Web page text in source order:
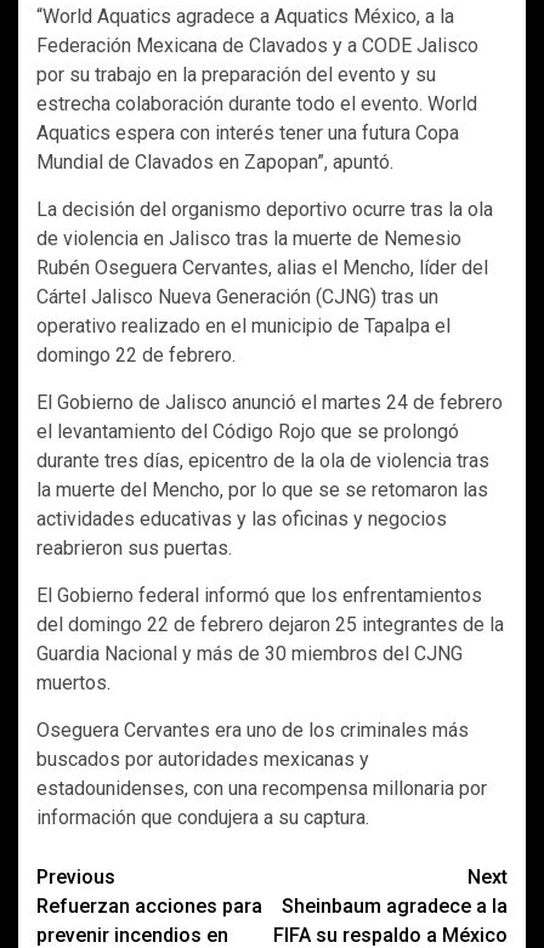
“World Aquatics agradece a Aquatics México, a la
Federación Mexicana de Clavados y a CODE Jalisco
por su trabajo en la preparación del evento y su
estrecha colaboración durante todo el evento. World
Aquatics espera con interés tener una futura Copa
Mundial de Clavados en Zapopan”, apuntó.
La decisión del organismo deportivo ocurre tras la ola
de violencia en Jalisco tras la muerte de Nemesio
Rubén Oseguera Cervantes, alias el Mencho, líder del
Cártel Jalisco Nueva Generación (CJNG) tras un
operativo realizado en el municipio de Tapalpa el
domingo 22 de febrero.
El Gobierno de Jalisco anunció el martes 24 de febrero
el levantamiento del Código Rojo que se prolongó
durante tres días, epicentro de la ola de violencia tras
la muerte del Mencho, por lo que se se retomaron las
actividades educativas y las oficinas y negocios
reabrieron sus puertas.
El Gobierno federal informó que los enfrentamientos
del domingo 22 de febrero dejaron 25 integrantes de la
Guardia Nacional y más de 30 miembros del CJNG
muertos.
Oseguera Cervantes era uno de los criminales más
buscados por autoridades mexicanas y
estadounidenses, con una recompensa millonaria por
información que condujera a su captura.
Post
navigation
Previous
Refuerzan acciones para
prevenir incendios en
Next
Sheinbaum agradece a la
FIFA su respaldo a México